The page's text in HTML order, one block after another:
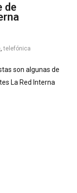
de
,telefónica
son algunas de
La Red Interna